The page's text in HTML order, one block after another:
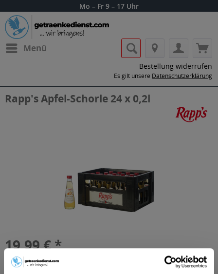
Mo – Fr 9 – 17 Uhr
Menü
Bestellung widerrufen
Es gilt unsere Datenschutzerklärung
Rapp's Apfel-Schorle 24 x 0,2l
19,99 € *
Inhalt:
inkl. MwSt.ggf. zzgl. Erschwerniszuschlag